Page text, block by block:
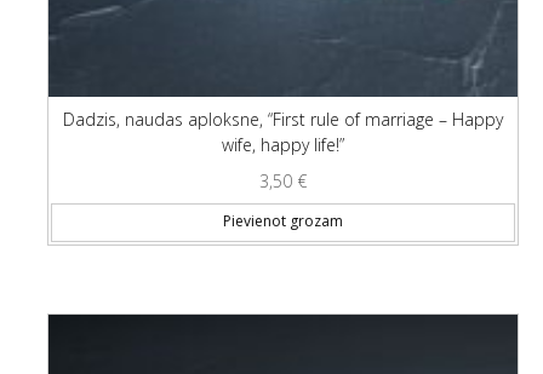
Dadzis, naudas aploksne, “First rule of marriage – Happy
wife, happy life!”
3,50 €
Pievienot grozam